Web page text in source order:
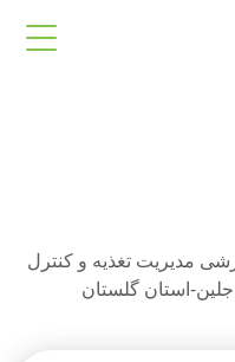
مدیریت تغذیه و کنترل
استان گلستان